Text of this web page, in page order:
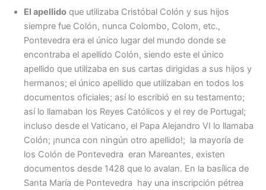
El apellido que utilizaba Cristóbal Colón y sus hijos
siempre fue Colón, nunca Colombo, Colom, etc.,
Pontevedra era el único lugar del mundo donde se
encontraba el apellido Colón, siendo este el único
apellido que utilizaba en sus cartas dirigidas a sus hijos y
hermanos; el único apellido que utilizaban en todos los
documentos oficiales; así lo escribió en su testamento;
así lo llamaban los Reyes Católicos y el rey de Portugal;
incluso desde el Vaticano, el Papa Alejandro VI lo llamaba
Colón; ¡nunca con ningún otro apellido!; la mayoría de
los Colón de Pontevedra eran Mareantes, existen
documentos desde 1428 que lo avalan. En la basílica de
Santa María de Pontevedra hay una inscripción pétrea